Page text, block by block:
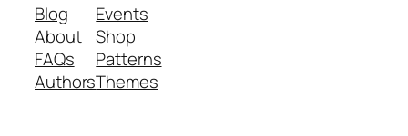
Blog
About
FAQs
Authors
Events
Shop
Patterns
Themes